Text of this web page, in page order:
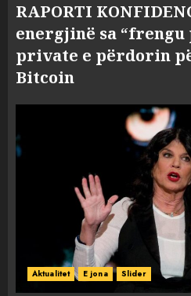
RAPORTI
energjinë sa “frengu
private e përdorin
Bitcoin
Aktualitet E jona Slider